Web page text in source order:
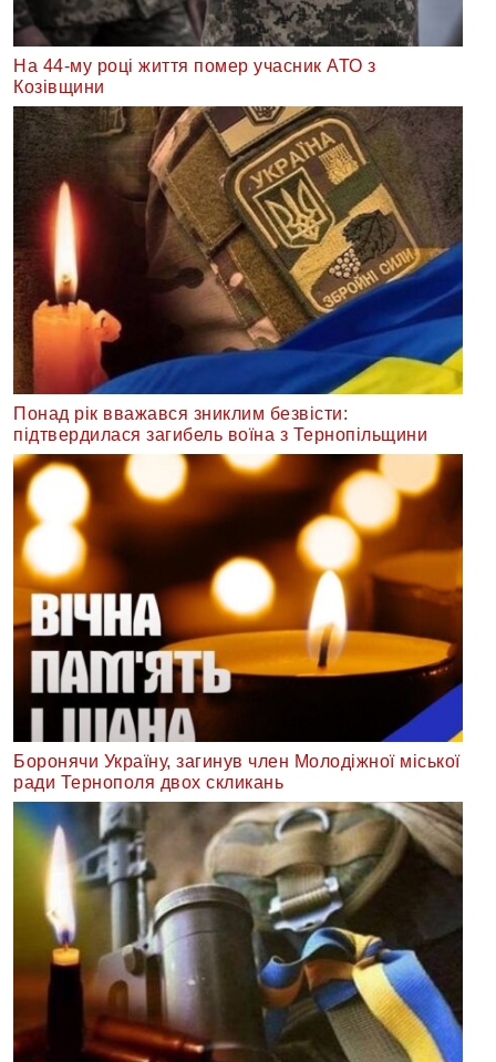
На 44-му році життя помер учасник АТО з
Козівщини
Понад рік вважався зниклим безвісти:
підтвердилася загибель воїна з Тернопільщини
Боронячи Україну, загинув член Молодіжної міської
ради Тернополя двох скликань